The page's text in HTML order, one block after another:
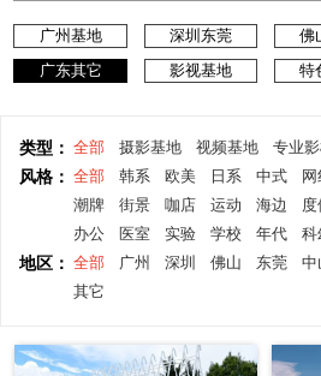
广州基地 深圳东莞 佛
广东其它
影视基地 特
类型： 全部 摄影基地 视频基地 专业影
风格： 全部 韩系 欧美 日系 中式 网
潮牌
街景 咖店 运动 海边 度
办公
医室 实验 学校 年代 科
地区： 全部 广州 深圳 佛山 东莞 中
其它